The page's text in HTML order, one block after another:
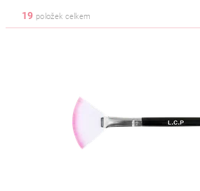
19 položek celkem